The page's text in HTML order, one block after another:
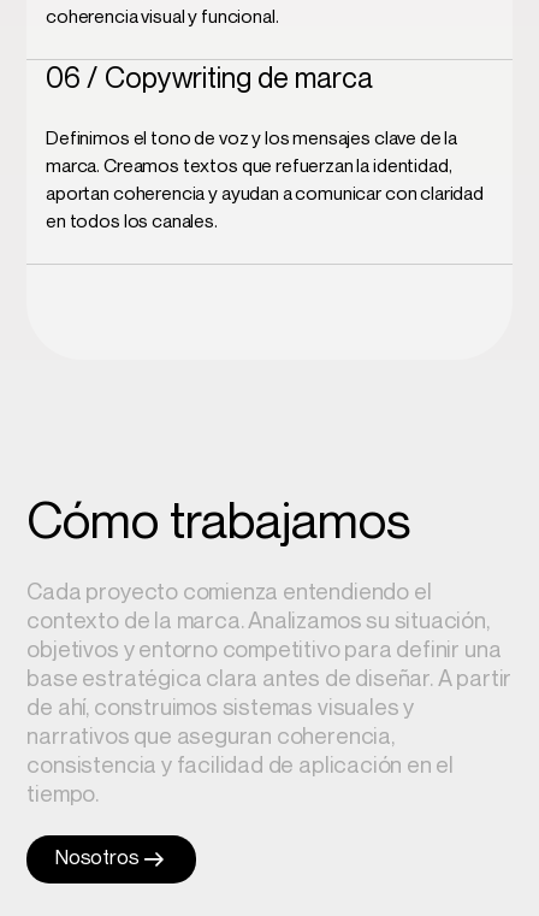
coherencia visual y funcional.
06 / Copywriting de marca
Definimos el tono de voz y los mensajes clave de la
marca.Creamos textos que refuerzan la identidad,
aportan coherencia y ayudan a comunicar con claridad
en todos los canales.
Cómo trabajamos
Cada proyecto comienza entendiendo el
contexto de la marca. Analizamos su situación,
objetivos y entorno competitivo para definir una
base estratégica clara antes de diseñar. A partir
de ahí, construimos sistemas visuales y
narrativos que aseguran coherencia,
consistencia y facilidad de aplicación en el
tiempo.
Nosotros